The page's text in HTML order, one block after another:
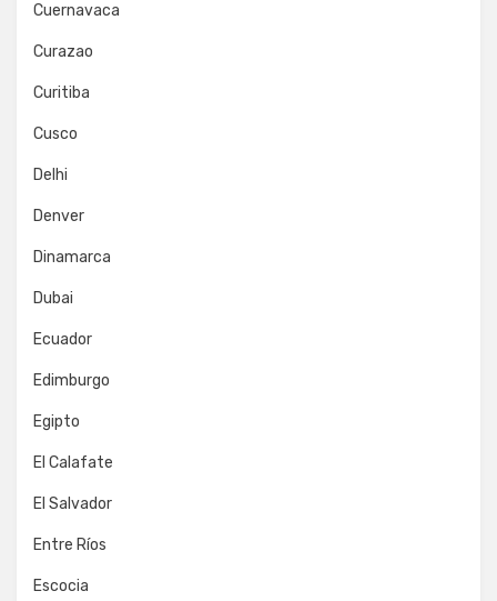
Cuernavaca
Curazao
Curitiba
Cusco
Delhi
Denver
Dinamarca
Dubai
Ecuador
Edimburgo
Egipto
El Calafate
El Salvador
Entre Ríos
Escocia